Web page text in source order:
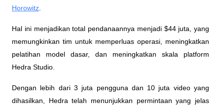
Horowitz
Hal ini menjadikan total pendanaannya menjadi $44 juta, yang
memungkinkan tim untuk memperluas operasi, meningkatkan
pelatihan model dasar, dan meningkatkan skala platform
Hedra Studio.
Dengan lebih dari 3 juta pengguna dan 10 juta video yang
dihasilkan, Hedra telah menunjukkan permintaan yang jelas